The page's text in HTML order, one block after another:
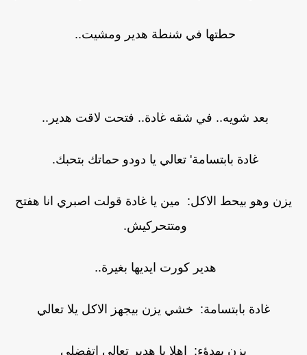
حطتها في شنطة هدير ومشيت..
بعد شويه.. في شقه غادة.. فتحت لاقت هدير..
غادة بابتسامة' تعالي يا دودو حماتك بتحبك.
يزن وهو بيحط الاكل: مين يا غادة قولت اصبري انا هفتح
ومتتحركيش.
هدير كورت ايديها بغيرة..
غادة بابتسامة: خشي يزن بيجهز الاكل يلا تعالي
يزن بهدؤء: اهلا يا هدير تعالي اتفضلي